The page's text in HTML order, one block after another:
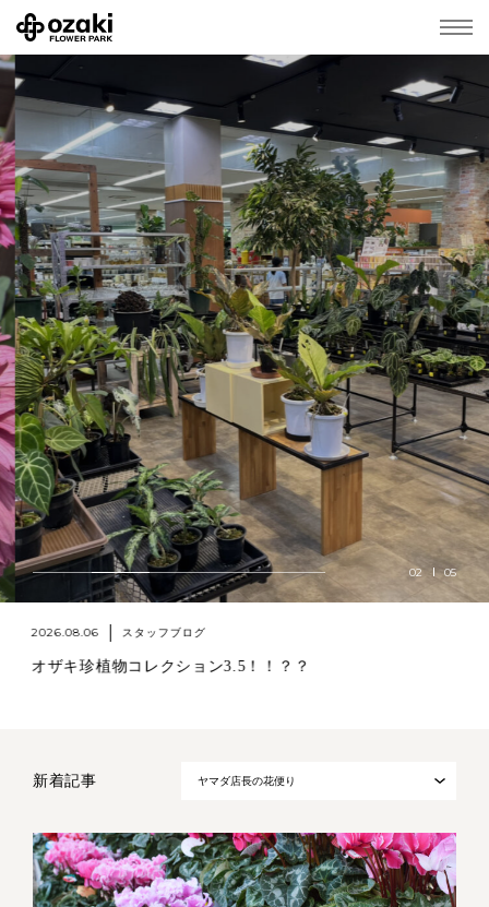
2026.08.06 スタッフブログ
オザキ珍植物コレクション3.5！！？？
02 05
新着記事